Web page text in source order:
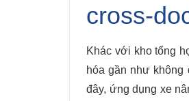
cross-
Khác với kho tổng
hóa gần như
đây, ứng dụng xe